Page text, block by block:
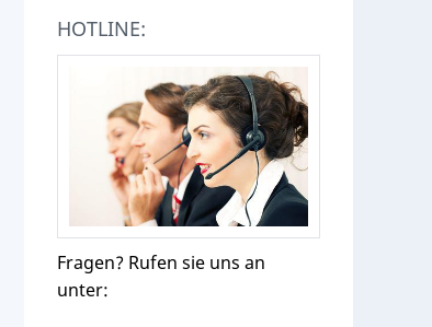
HOTLINE:
Fragen? Rufen sie uns an
unter: